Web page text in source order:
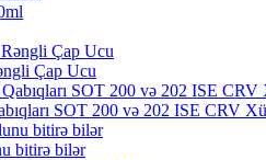
Çap Ucu
SOT 200 və 202 ISE CRV
bitirə bilər